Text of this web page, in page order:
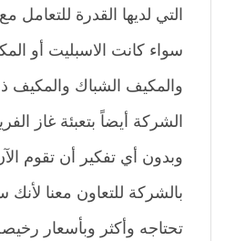
التي لديها القدرة للتعامل
سواء كانت الاسبليت أو
والمكيف الشباك والمكيف
الشركة أيضاً بتعبئة غاز
وبدون أي تفكير أن تقوم
بالشركة للتعاون معنا
تحتاجه وأكثر وبأسعار